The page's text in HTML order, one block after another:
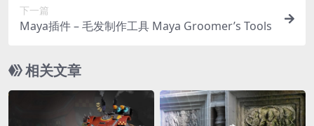
下一篇
Maya插件 – 毛发制作工具 Maya Groomer’s Tools
相关文章